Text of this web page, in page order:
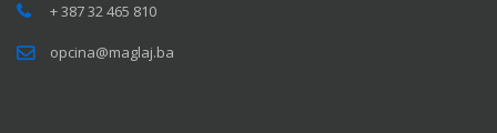
+ 387 32 465 810
opcina@maglaj.ba